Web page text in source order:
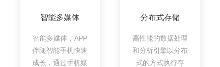
智能多媒体
智能多媒体，APP
伴随智能手机快速
成长，通过手机媒
分布式存储
高性能的数据处理
和分析引擎以分布
式的方式执行存